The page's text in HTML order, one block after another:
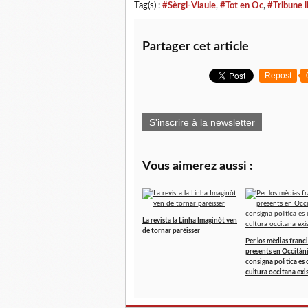
Tag(s) : #Sèrgi-Viaule, #Tot en Oc, #Tribune
Partager cet article
Repost
S'inscrire à la newsletter
Vous aimerez aussi :
La revista la Linha Imaginòt ven
de tornar paréisser
Per los mèdias
presents en
consigna politica es
cultura occitana